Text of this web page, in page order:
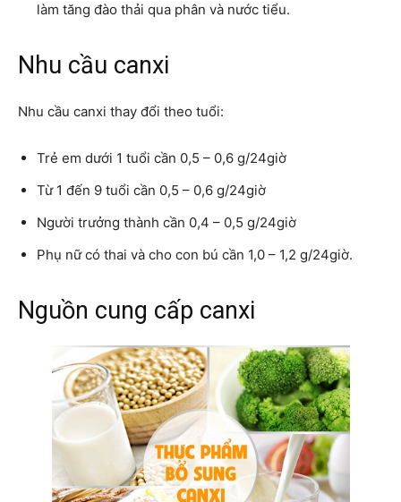
làm tăng đào thải qua phân và nước tiểu.
Nhu cầu canxi
Nhu cầu canxi thay đổi theo tuổi:
Trẻ em dưới 1 tuổi cần 0,5 – 0,6 g/24giờ
Từ 1 đến 9 tuổi cần 0,5 – 0,6 g/24giờ
Người trưởng thành cần 0,4 – 0,5 g/24giờ
Phụ nữ có thai và cho con bú cần 1,0 – 1,2 g/24giờ.
Nguồn cung cấp canxi